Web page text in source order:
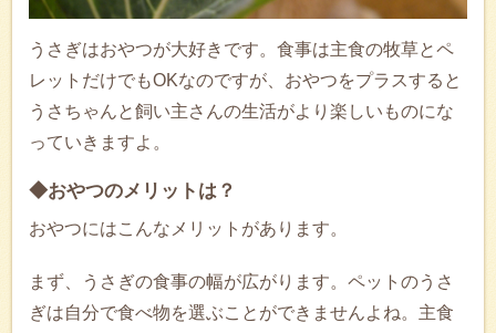
うさぎはおやつが大好きです。食事は主食の牧草とペ
レットだけでもOKなのですが、おやつをプラスすると
うさちゃんと飼い主さんの生活がより楽しいものにな
っていきますよ。
◆おやつのメリットは？
おやつにはこんなメリットがあります。
まず、うさぎの食事の幅が広がります。ペットのうさ
ぎは自分で食べ物を選ぶことができませんよね。主食